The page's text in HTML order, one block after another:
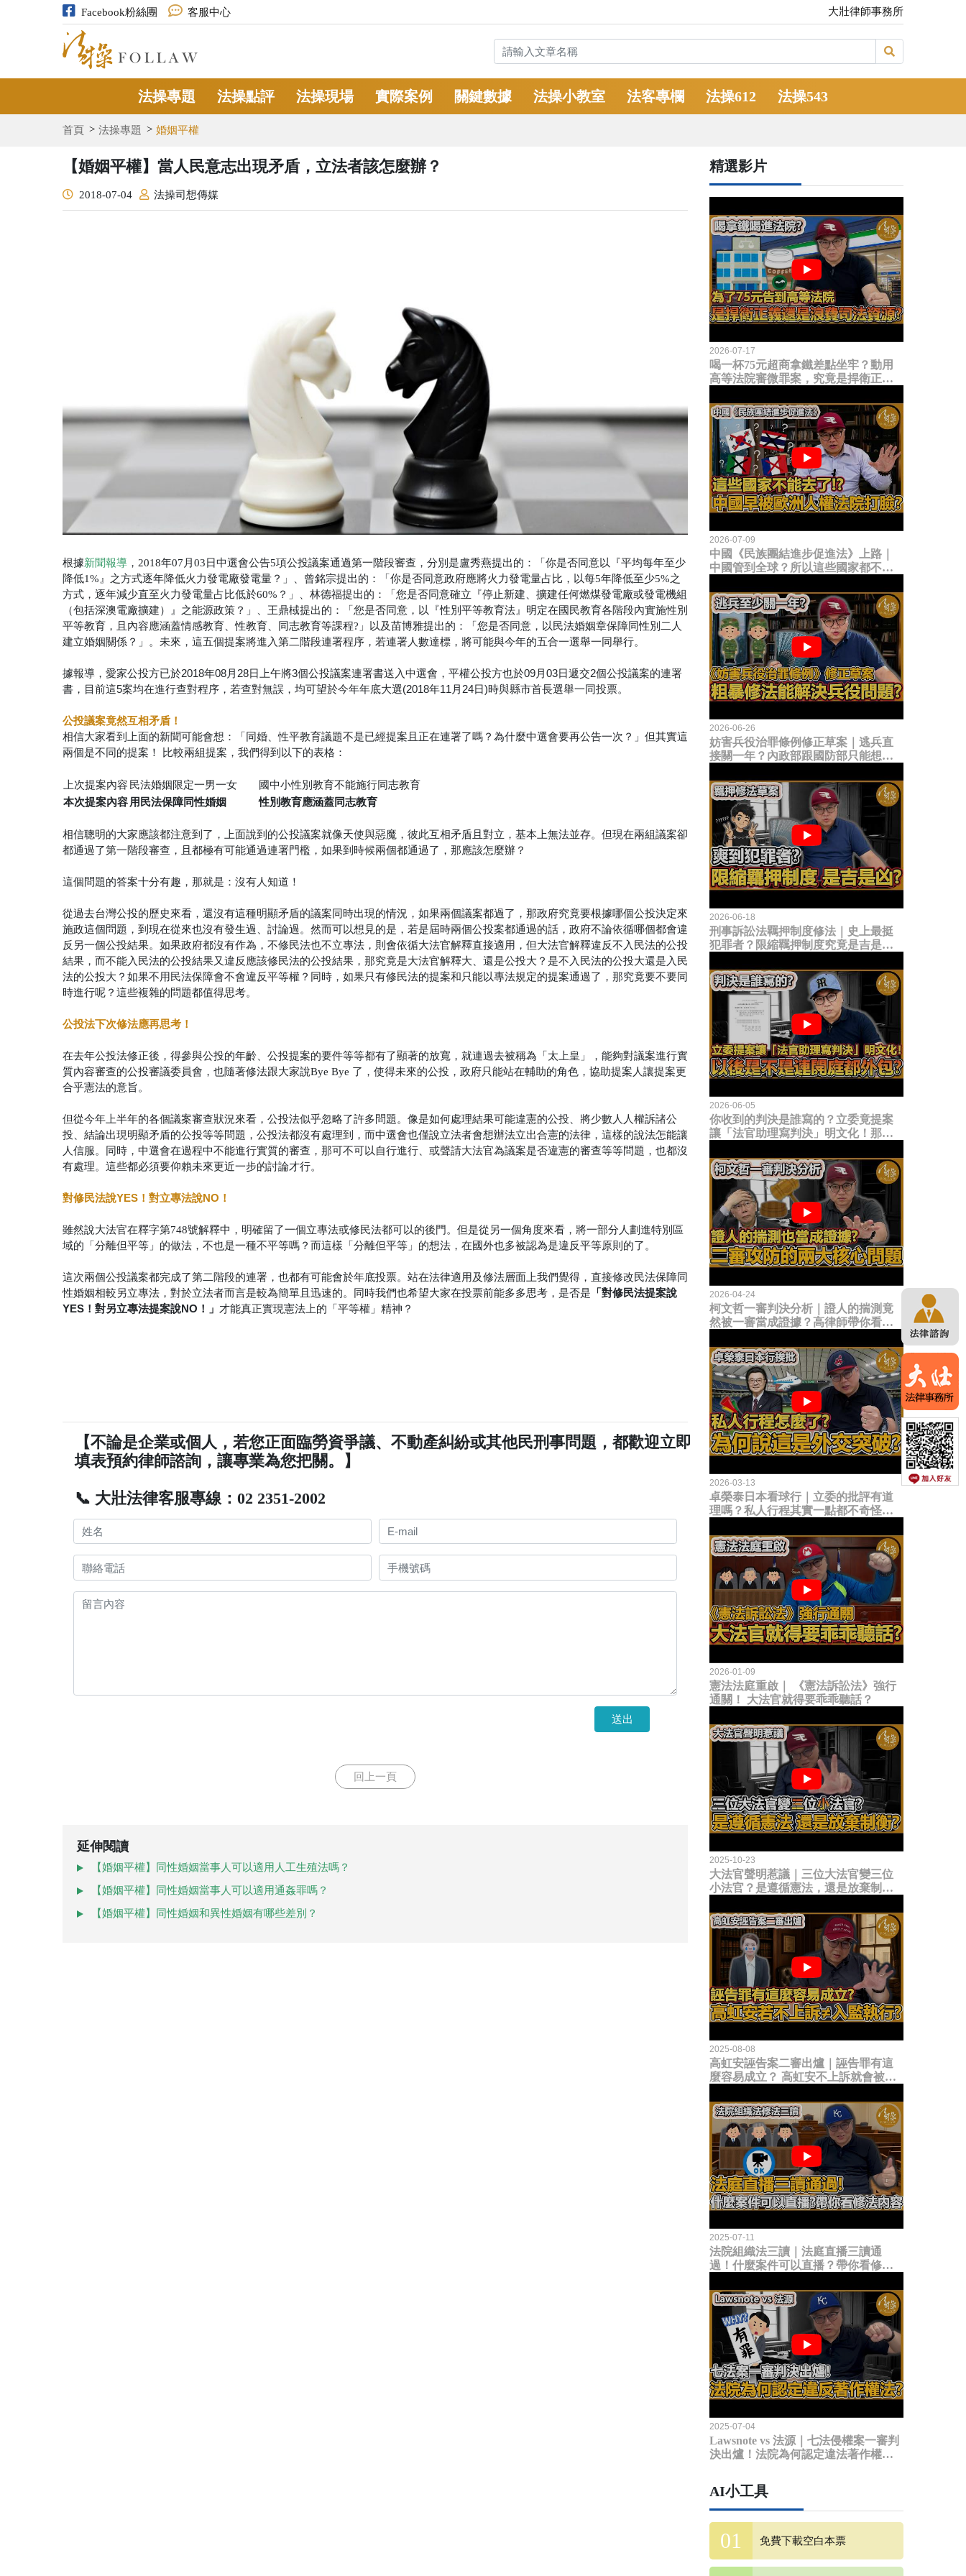
Facebook粉絲團 客服中心 大壯律師事務所
法操專題 法操點評 法操現場 實際案例 關鍵數據 法操小教室 法客專欄 法操612 法操543
首頁 法操專題 婚姻平權
【婚姻平權】當人民意志出現矛盾，立法者該怎麼辦？
2018-07-04 法操司想傳媒
根據新聞報導 ，2018年07月03日中選會公告5項公投議案通過第一階段審查，分別是盧秀燕提出的：「你是否同意以『平均每年至少
降低1%』之方式逐年降低火力發電廠發電量？」、曾銘宗提出的：「你是否同意政府應將火力發電量占比，以每5年降低至少5%之
方式，逐年減少直至火力發電量占比低於60%？」、林德福提出的：「您是否同意確立『停止新建、擴建任何燃煤發電廠或發電機組
（包括深澳電廠擴建）』之能源政策？」、王鼎棫提出的：「您是否同意，以『性別平等教育法』明定在國民教育各階段內實施性別
平等教育，且內容應涵蓋情感教育、性教育、同志教育等課程?」以及苗博雅提出的：「您是否同意，以民法婚姻章保障同性別二人
建立婚姻關係？」。未來，這五個提案將進入第二階段連署程序，若連署人數達標，將可能與今年的五合一選舉一同舉行。
據報導，愛家公投方已於2018年08月28日上午將3個公投議案連署書送入中選會，平權公投方也於09月03日遞交2個公投議案的連署
書，目前這5案均在進行查對程序，若查對無誤，均可望於今年年底大選(2018年11月24日)時與縣市首長選舉一同投票。
公投議案竟然互相矛盾！
相信大家看到上面的新聞可能會想：「同婚、性平教育議題不是已經提案且正在連署了嗎？為什麼中選會要再公告一次？」但其實這
兩個是不同的提案！
比較兩組提案，我們得到以下的表格：
上次提案內容 民法婚姻限定一男一女 國中小性別教育不能施行同志教育
本次提案內容 用民法保障同性婚姻 性別教育應涵蓋同志教育
相信聰明的大家應該都注意到了，上面說到的公投議案就像天使與惡魔，彼此互相矛盾且對立，基本上無法並存。但現在兩組議案卻
都通過了第一階段審查，且都極有可能通過連署門檻，如果到時候兩個都通過了，那應該怎麼辦？
這個問題的答案十分有趣，那就是：沒有人知道！
從過去台灣公投的歷史來看，還沒有這種明顯矛盾的議案同時出現的情況，如果兩個議案都過了，那政府究竟要根據哪個公投決定來
施政這個問題，到現在從來也沒有發生過、討論過。然而可以想見的是，若是屆時兩個公投案都通過的話，政府不論依循哪個都會違
反另一個公投結果。如果政府都沒有作為，不修民法也不立專法，則會依循大法官解釋直接適用，但大法官解釋違反不入民法的公投
結果，而不能入民法的公投結果又違反應該修民法的公投結果，那究竟是大法官解釋大、還是公投大？是不入民法的公投大還是入民
法的公投大？如果不用民法保障會不會違反平等權？同時，如果只有修民法的提案和只能以專法規定的提案通過了，那究竟要不要同
時進行呢？這些複雜的問題都值得思考。
公投法下次修法應再思考！
在去年公投法修正後，得參與公投的年齡、公投提案的要件等等都有了顯著的放寬，就連過去被稱為「太上皇」，能夠對議案進行實
質內容審查的公投審議委員會，也隨著修法跟大家說Bye Bye 了，使得未來的公投，政府只能站在輔助的角色，協助提案人讓提案更
合乎憲法的意旨。
但從今年上半年的各個議案審查狀況來看，公投法似乎忽略了許多問題。像是如何處理結果可能違憲的公投、將少數人人權訴諸公
投、結論出現明顯矛盾的公投等等問題，公投法都沒有處理到，而中選會也僅說立法者會想辦法立出合憲的法律，這樣的說法怎能讓
人信服。同時，中選會在過程中不能進行實質的審查，那可不可以自行進行、或聲請大法官為議案是否違憲的審查等等問題，也都沒
有處理。這些都必須要仰賴未來更近一步的討論才行。
對修民法說YES！對立專法說NO！
雖然說大法官在釋字第748號解釋中，明確留了一個立專法或修民法都可以的後門。但是從另一個角度來看，將一部分人劃進特別區
域的「分離但平等」的做法，不也是一種不平等嗎？而這樣「分離但平等」的想法，在國外也多被認為是違反平等原則的了。
這次兩個公投議案都完成了第二階段的連署，也都有可能會於年底投票。站在法律適用及修法層面上我們覺得，直接修改民法保障同
性婚姻相較另立專法，對於立法者而言是較為簡單且迅速的。同時我們也希望大家在投票前能多多思考，是否是 「對修民法提案說
YES！對另立專法提案說NO！」 才能真正實現憲法上的「平等權」精神？
【不論是企業或個人，若您正面臨勞資爭議、不動產糾紛或其他民刑事問題，都歡迎立即
填表預約律師諮詢，讓專業為您把關。】
📞 大壯法律客服專線：02 2351-2002
送出
回上一頁
延伸閱讀
【婚姻平權】同性婚姻當事人可以適用人工生殖法嗎？
【婚姻平權】同性婚姻當事人可以適用通姦罪嗎？
【婚姻平權】同性婚姻和異性婚姻有哪些差別？
精選影片
2026-07-17
喝一杯75元超商拿鐵差點坐牢？動用
高等法院審微罪案，究竟是捍衛正義
2026-07-09
中國《民族團結進步促進法》上路｜
中國管到全球？所以這些國家都不能
臉？
2026-06-26
妨害兵役治罪條例修正草案｜逃兵直
接關一年？內政部跟國防部只能想到
題？
2026-06-18
刑事訴訟法羈押制度修法｜史上最挺
犯罪者？限縮羈押制度究竟是吉是
2026-06-05
你收到的判決是誰寫的？立委竟提案
讓「法官助理寫判決」明文化！那以
2026-04-24
柯文哲一審判決分析｜證人的揣測竟
然被一審當成證據？高律師帶你看未
2026-03-13
卓榮泰日本看球行｜立委的批評有道
理嗎？私人行程其實一點都不奇怪？
2026-01-09
憲法法庭重啟｜ 《憲法訴訟法》強行
通關！ 大法官就得要乖乖聽話？
2025-10-23
大法官聲明惹議｜三位大法官變三位
小法官？是遵循憲法，還是放棄制衡
2025-08-08
高虹安誣告案二審出爐｜誣告罪有這
麼容易成立？ 高虹安不上訴就會被
2025-07-11
法院組織法三讀｜法庭直播三讀通
過！什麼案件可以直播？帶你看修法
2025-07-04
Lawsnote vs 法源｜七法侵權案一審判
決出爐！法院為何認定違法著作權
AI小工具
免費下載空白本票